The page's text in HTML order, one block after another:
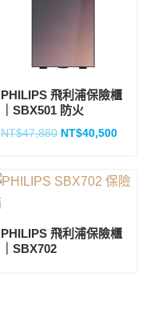
PHILIPS 飛利浦保險櫃
｜SBX501 防火
NT$47,880 NT$40,500
PHILIPS 飛利浦保險櫃
｜SBX702